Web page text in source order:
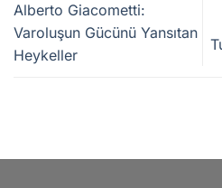
Alberto Giacometti:
Varoluşun Gücünü Yansıtan
Heykeller